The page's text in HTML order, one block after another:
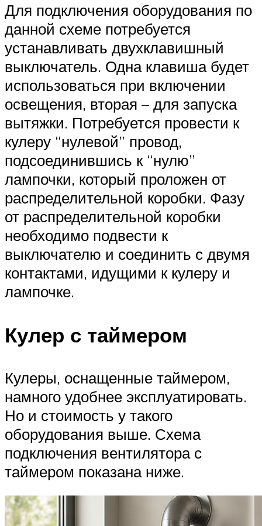
Для подключения оборудования по
данной схеме потребуется
устанавливать двухклавишный
выключатель. Одна клавиша будет
использоваться при включении
освещения, вторая – для запуска
вытяжки. Потребуется провести к
кулеру “нулевой” провод,
подсоединившись к “нулю”
лампочки, который проложен от
распределительной коробки. Фазу
от распределительной коробки
необходимо подвести к
выключателю и соединить с двумя
контактами, идущими к кулеру и
лампочке.
Кулер с таймером
Кулеры, оснащенные таймером,
намного удобнее эксплуатировать.
Но и стоимость у такого
оборудования выше. Схема
подключения вентилятора с
таймером показана ниже.